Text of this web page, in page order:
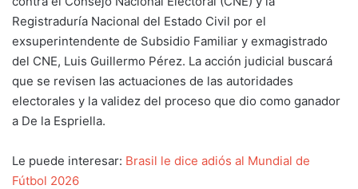
Registraduría Nacional del Estado Civil por el
exsuperintendente de Subsidio Familiar y exmagistrado
del CNE, Luis Guillermo Pérez. La acción judicial buscará
que se revisen las actuaciones de las autoridades
electorales y la validez del proceso que dio como ganador
a De la Espriella.
Le puede interesar: Brasil le dice adiós al Mundial de
Fútbol 2026